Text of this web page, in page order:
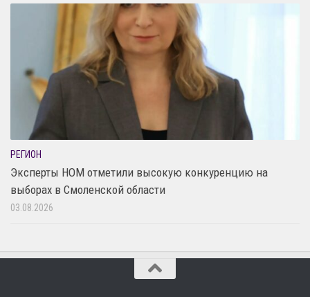
РЕГИОН
Эксперты НОМ отметили высокую конкуренцию на
выборах в Смоленской области
03.08.2026